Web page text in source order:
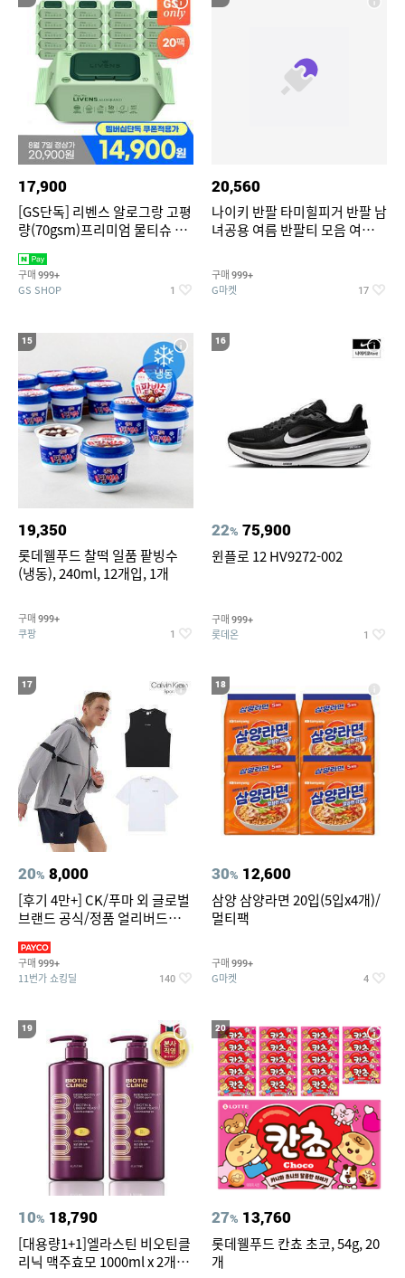
17,900
[GS단독] 리벤스 알로그랑 고평
량(70gsm)프리미엄 물티슈 70
구매 999+
GS SHOP 1
20,560
나이키 반팔 타미힐피거 반팔 남
녀공용 여름 반팔티 모음 여름
구매 999+
G마켓 17
15
19,350
롯데웰푸드 찰떡 일품 팥빙수
(냉동), 240ml, 12개입, 1개
구매 999+
쿠팡 1
16
22% 75,900
윈플로 12 HV9272-002
구매 999+
롯데온 1
17
20% 8,000
[후기 4만+] CK/푸마 외 글로벌
브랜드 공식/정품 얼리버드
구매 999+
11번가 쇼킹딜 140
18
30% 12,600
삼양 삼양라면 20입(5입x4개)/
멀티팩
구매 999+
G마켓 4
19
10% 18,790
[대용량1+1]엘라스틴 비오틴클
리닉 맥주효모 1000ml x 2개
20
27% 13,760
롯데웰푸드 칸쵸 초코, 54g, 20
개